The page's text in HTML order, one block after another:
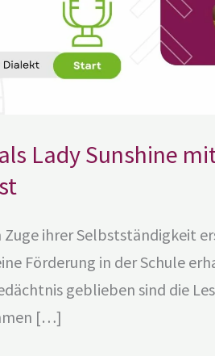
Lady Sunshine
ihrer Selbstständigkeit
Förderung in der Schule
geblieben sind die
[…]